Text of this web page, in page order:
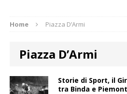
Home Piazza D’Armi
Piazza D’Armi
Storie di Sport, il
tra Binda e